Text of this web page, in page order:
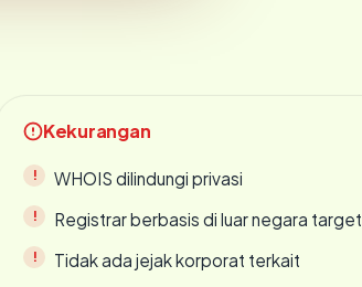
Kekurangan
WHOIS dilindungi privasi
Registrar berbasis di luar negara target
Tidak ada jejak korporat terkait